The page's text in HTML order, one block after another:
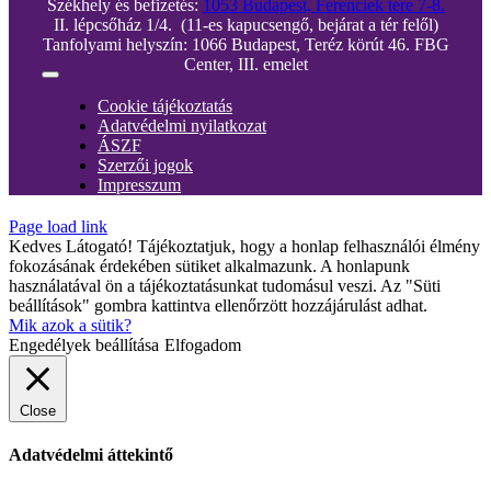
Székhely és befizetés: 1053 Budapest, Ferenciek tere 7-8.
II. lépcsőház 1/4. (11-es kapucsengő, bejárat a tér felől)
Tanfolyami helyszín: 1066 Budapest, Teréz körút 46. FBG
Center, III. emelet
Toggle
NavigationCookie tájékoztatás
Adatvédelmi nyilatkozat
ÁSZF
Szerzői jogok
Impresszum
Page load link
Kedves Látogató! Tájékoztatjuk, hogy a honlap felhasználói élmény
fokozásának érdekében sütiket alkalmazunk. A honlapunk
használatával ön a tájékoztatásunkat tudomásul veszi. Az "Süti
beállítások" gombra kattintva ellenőrzött hozzájárulást adhat.
Mik azok a sütik?
Engedélyek beállítása Elfogadom
Close
Adatvédelmi áttekintő